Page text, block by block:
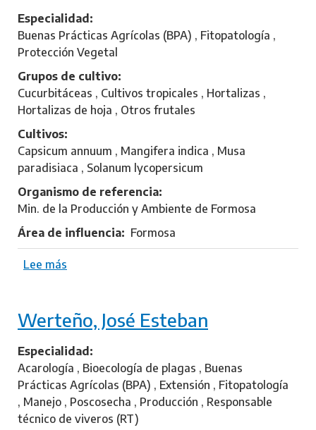
D
e
l
a
l
l
L
e
u
z
a
,
r
a
c
e
Especialidad
Buenas Prácticas Agrícolas (BPA) , Fitopatología ,
Protección Vegetal
Grupos de cultivo
Cucurbitáceas , Cultivos tropicales , Hortalizas ,
Hortalizas de hoja , Otros frutales
Cultivos
Capsicum annuum , Mangifera indica , Musa
paradisiaca , Solanum lycopersicum
Organismo de referencia
Min. de la Producción y Ambiente de Formosa
Área de influencia
Formosa
Lee más
r
e
C
h
o
m
i
Werteño, José Esteban
Especialidad
Acarología , Bioecología de plagas , Buenas
Prácticas Agrícolas (BPA) , Extensión , Fitopatología
, Manejo , Poscosecha , Producción , Responsable
técnico de viveros (RT)